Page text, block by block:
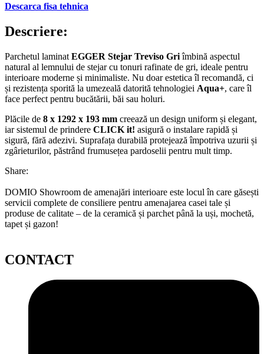
Descarca fisa tehnica
Descriere:
Parchetul laminat EGGER Stejar Treviso Griîmbină aspectul
natural al lemnului de stejar cu tonuri rafinate de gri, ideale pentru
interioare moderne și minimaliste. Nu doar estetica îl recomandă, ci
și rezistența sporită la umezeală datorită tehnologiei Aqua+, care îl
face perfect pentru bucătării, băi sau holuri.
Plăcile de 8 x 1292 x 193 mm creează un design uniform și elegant,
iar sistemul de prindere CLICK it! asigură o instalare rapidă și
sigură, fără adezivi. Suprafața durabilă protejează împotriva uzurii și
zgârieturilor, păstrând frumusețea pardoselii pentru mult timp.
Share:
DOMIO Showroom de amenajări interioare este locul în care găsești
servicii complete de consiliere pentru amenajarea casei tale și
produse de calitate – de la ceramică și parchet până la uși, mochetă,
tapet și gazon!
CONTACT